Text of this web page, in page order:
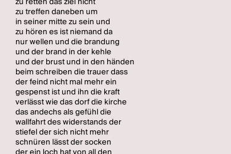
zu treffen daneben um
in seiner mitte zu sein und
zu hören es ist niemand da
nur wellen und die brandung
und der brand in der kehle
und der brust und in den händen
beim schreiben die trauer dass
der feind nicht mal mehr ein
gespenst ist und ihn die kraft
verlässt wie das dorf die kirche
das andechs als gefühl die
wallfahrt des widerstands der
stiefel der sich nicht mehr
schnüren lässt der socken